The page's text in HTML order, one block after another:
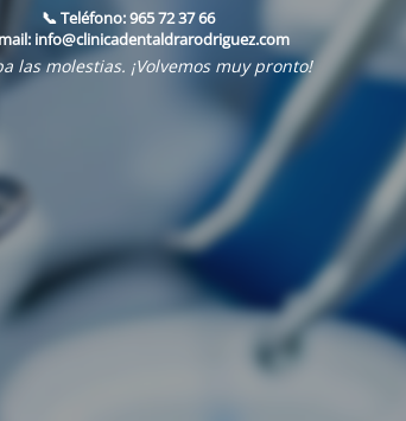
📞 Teléfono:965 72 37 66
info@clinicadentaldrarodriguez.com
las molestias. ¡Volvemos muy pronto!